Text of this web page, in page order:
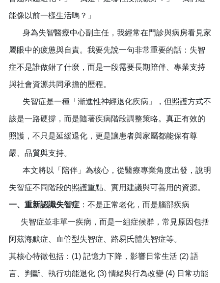
能像以前一樣生活嗎？」
身為失智醫療中心副主任，我經常在門診與病房看見家
屬眼中的疲憊與自責。我要先說一句非常重要的話：失智
症不是誰做錯了什麼，而是一段需要長期陪伴、專業支持
與社會資源共同承擔的歷程。
失智症是一種「漸進性神經退化疾病」，但照護方式不
該是一路硬撐，而是隨著疾病階段調整策略。真正有效的
照護，不只是延緩退化，更是讓患者與家屬都能保有尊
嚴、品質與支持。
本文將以「陪伴」為核心，從醫療專業角度出發，說明
失智症不同階段的照護重點、實用建議與可善用的資源。
一、重新認識失智症 ：不是正常老化，而是腦部疾病
失智症並非單一疾病，而是一組症候群，常見原因包括
阿茲海默症、血管型失智症、路易氏體失智症等。
其核心特徵包括：(1) 記憶力下降，影響日常生活 (2) 語
言、判斷、執行功能退化 (3) 情緒與行為改變 (4) 日常功能